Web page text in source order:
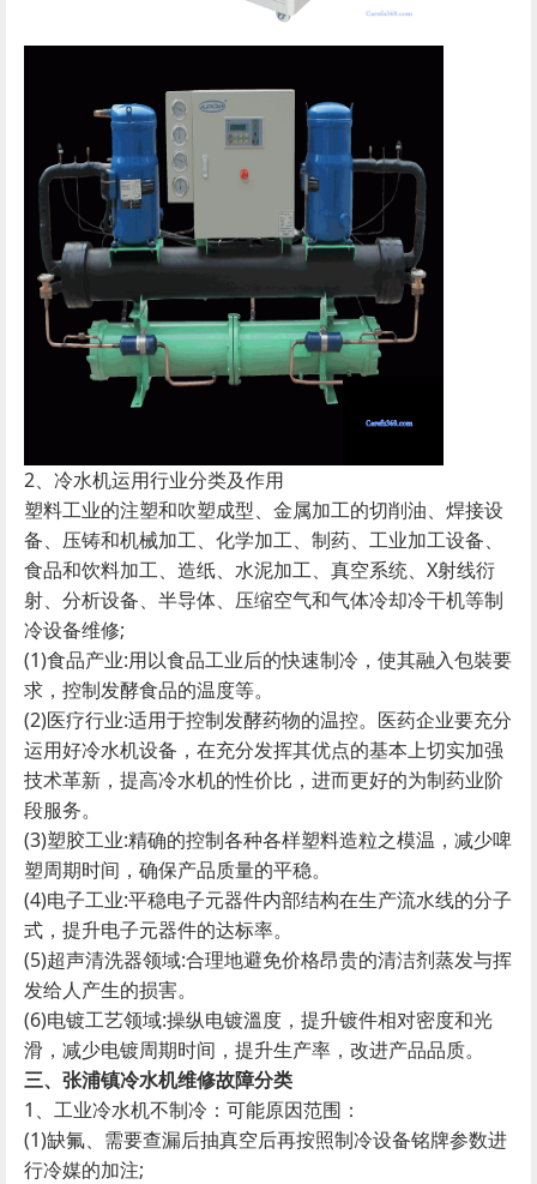
2、冷水机运用行业分类及作用
塑料工业的注塑和吹塑成型、金属加工的切削油、焊接设
备、压铸和机械加工、化学加工、制药、工业加工设备、
食品和饮料加工、造纸、水泥加工、真空系统、X射线衍
射、分析设备、半导体、压缩空气和气体冷却冷干机等制
冷设备维修;
(1)食品产业:用以食品工业后的快速制冷，使其融入包裝要
求，控制发酵食品的温度等。
(2)医疗行业:适用于控制发酵药物的温控。医药企业要充分
运用好冷水机设备，在充分发挥其优点的基本上切实加强
技术革新，提高冷水机的性价比，进而更好的为制药业阶
段服务。
(3)塑胶工业:精确的控制各种各样塑料造粒之模温，减少啤
塑周期时间，确保产品质量的平稳。
(4)电子工业:平稳电子元器件内部结构在生产流水线的分子
式，提升电子元器件的达标率。
(5)超声清洗器领域:合理地避免价格昂贵的清洁剂蒸发与挥
发给人产生的损害。
(6)电镀工艺领域:操纵电镀溫度，提升镀件相对密度和光
滑，减少电镀周期时间，提升生产率，改进产品品质。
三、张浦镇冷水机维修故障分类
1、工业冷水机不制冷：可能原因范围：
(1)缺氟、需要查漏后抽真空后再按照制冷设备铭牌参数进
行冷媒的加注;